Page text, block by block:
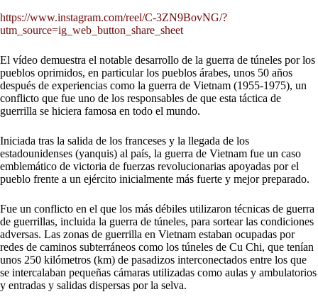
https://www.instagram.com/reel/C-3ZN9BovNG/?
utm_source=ig_web_button_share_sheet
El vídeo demuestra el notable desarrollo de la guerra de túneles por los
pueblos oprimidos, en particular los pueblos árabes, unos 50 años
después de experiencias como la guerra de Vietnam (1955-1975), un
conflicto que fue uno de los responsables de que esta táctica de
guerrilla se hiciera famosa en todo el mundo.
Iniciada tras la salida de los franceses y la llegada de los
estadounidenses (yanquis) al país, la guerra de Vietnam fue un caso
emblemático de victoria de fuerzas revolucionarias apoyadas por el
pueblo frente a un ejército inicialmente más fuerte y mejor preparado.
Fue un conflicto en el que los más débiles utilizaron técnicas de guerra
de guerrillas, incluida la guerra de túneles, para sortear las condiciones
adversas. Las zonas de guerrilla en Vietnam estaban ocupadas por
redes de caminos subterráneos como los túneles de Cu Chi, que tenían
unos 250 kilómetros (km) de pasadizos interconectados entre los que
se intercalaban pequeñas cámaras utilizadas como aulas y ambulatorios
y entradas y salidas dispersas por la selva.